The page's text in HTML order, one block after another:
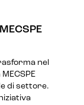
nel
di settore.